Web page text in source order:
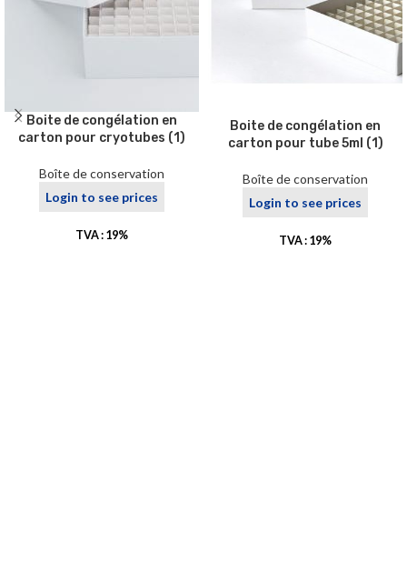
Boite de congélation en
carton pour cryotubes (1)
Boîte de conservation
Login to see prices
TVA : 19%
Boite de congélation en
carton pour tube 5ml (1)
Boîte de conservation
Login to see prices
TVA : 19%